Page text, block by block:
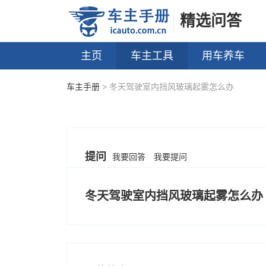
精选问答
主页 车主工具 用车养车
车主手册 > 冬天驾驶室内挡风玻璃起雾怎么办
提问 我要回答 我要提问
冬天驾驶室内挡风玻璃起雾怎么办